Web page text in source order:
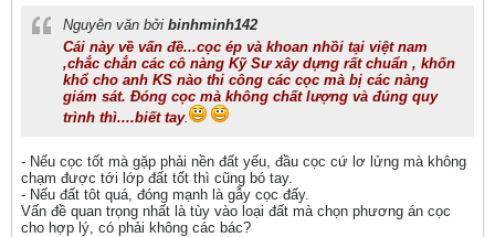
Nguyên văn bởi binhminh142
Cái này về vấn đề...cọc ép và khoan nhồi tại việt nam
,chắc chắn các cô nàng Kỹ Sư xây dựng rất chuẩn , khốn
khổ cho anh KS nào thi công các cọc mà bị các nàng
giám sát. Đóng cọc mà không chất lượng và đúng quy
trình thì....biết tay.
- Nếu cọc tốt mà gặp phải nền đất yếu, đầu cọc cứ lơ lửng mà không
chạm được tới lớp đất tốt thì cũng bó tay.
- Nếu đất tôt quá, đóng mạnh là gẫy cọc đấy.
Vấn đề quan trọng nhất là tùy vào loại đất mà chọn phương án cọc
cho hợp lý, có phải không các bác?